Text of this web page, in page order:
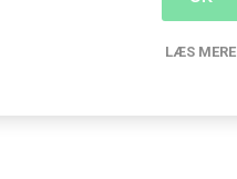
LÆS MERE